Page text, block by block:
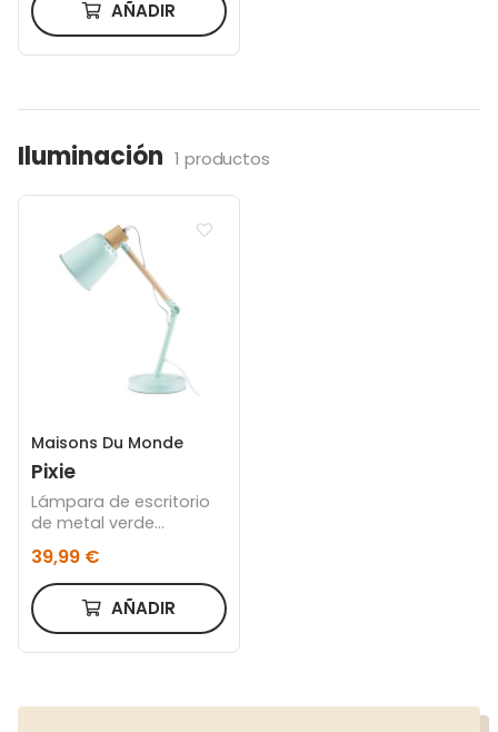
AÑADIR
Iluminación 1 productos
Maisons Du Monde
Pixie
Lámpara de escritorio
de metal verde
39,99 €
AÑADIR